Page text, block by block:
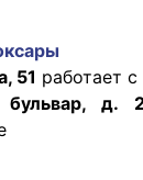
51 работает
бульвар, д.